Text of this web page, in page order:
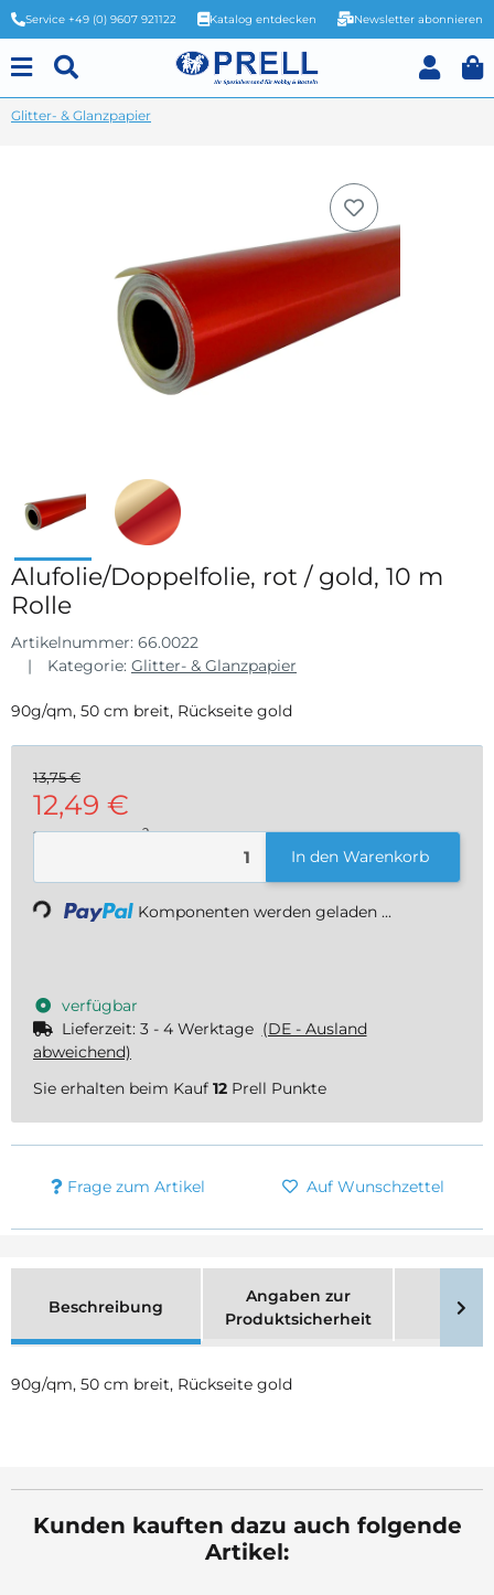
Service +49 (0) 9607 921122 Katalog entdecken Newsletter abonnieren
Glitter- & Glanzpapier
Alufolie/Doppelfolie, rot / gold, 10 m
Rolle
Artikelnummer: 66.0022
Kategorie: Glitter- & Glanzpapier
90g/qm, 50 cm breit, Rückseite gold
13,75 €
12,49 €
2,50 € pro 1 m2
Versand In den Warenkorb
Loading... Komponenten werden geladen ...
verfügbar
Lieferzeit: 3 - 4 Werktage (DE - Ausland
abweichend)
Sie erhalten beim Kauf 12 Prell Punkte
Frage zum Artikel Auf Wunschzettel
Beschreibung
Angaben zur
Produktsicherheit
90g/qm, 50 cm breit, Rückseite gold
Kunden kauften dazu auch folgende
Artikel: